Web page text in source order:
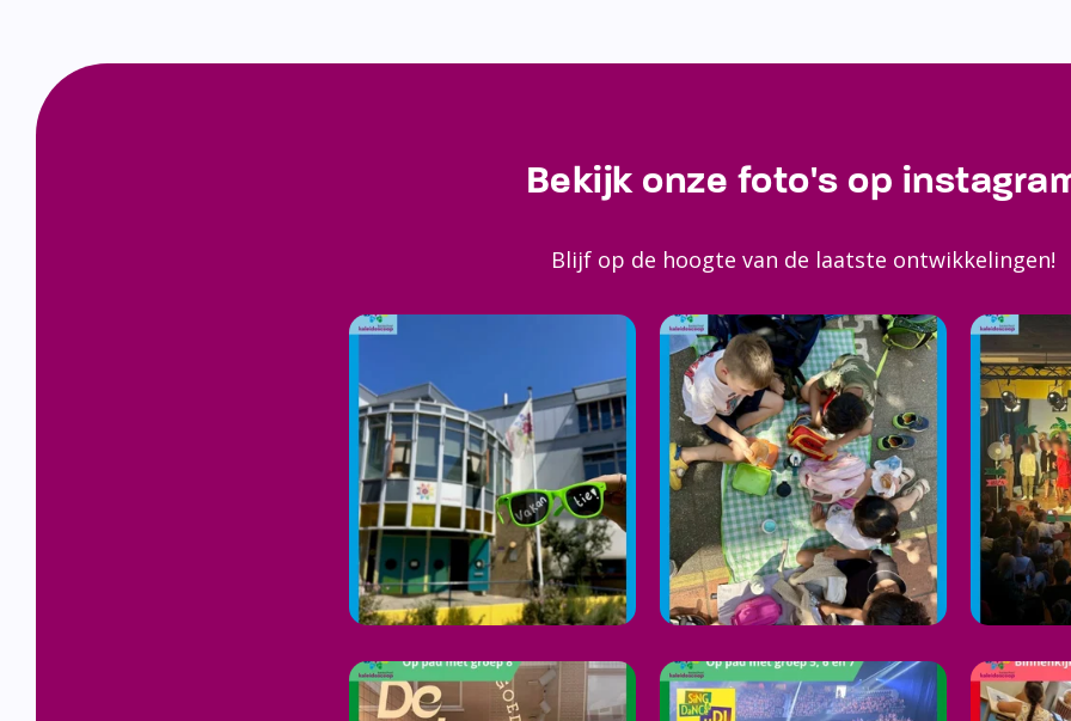
Bekijk onze foto's op
Blijf op de hoogte van de laatste ontwikkelingen!